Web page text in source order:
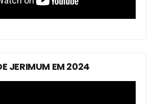
JERIMUM EM 2024